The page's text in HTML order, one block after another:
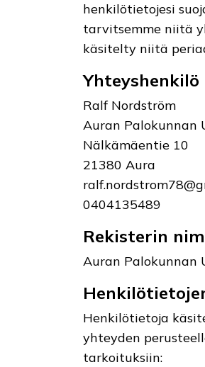
henkilötietojesi
tarvitsemme niitä
käsitelty niitä
Ralf Nordström
Auran Palokunnan
Nälkämäentie 10
21380 Aura
0404135489
Rekisterin
Auran Palokunnan
Henkilötietoja
yhteyden
tarkoituksiin: